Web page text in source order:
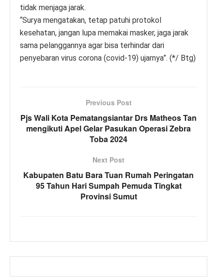
tidak menjaga jarak.
“Surya mengatakan, tetap patuhi protokol
kesehatan, jangan lupa memakai masker, jaga jarak
sama pelanggannya agar bisa terhindar dari
penyebaran virus corona (covid-19) ujarnya”. (*/ Btg)
Previous Post
Pjs Wali Kota Pematangsiantar Drs Matheos Tan
mengikuti Apel Gelar Pasukan Operasi Zebra
Toba 2024
Next Post
Kabupaten Batu Bara Tuan Rumah Peringatan
95 Tahun Hari Sumpah Pemuda Tingkat
Provinsi Sumut